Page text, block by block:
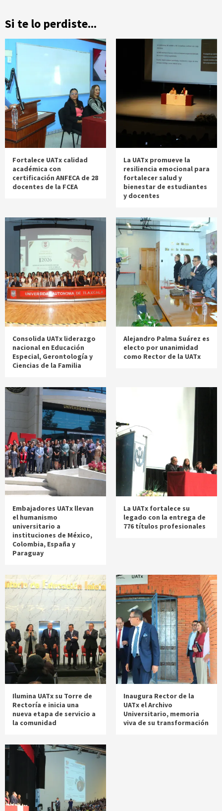
Si te lo perdiste...
Fortalece UATx calidad
académica con
certificación ANFECA de 28
docentes de la FCEA
La UATx promueve la
resiliencia emocional para
fortalecer salud y
bienestar de estudiantes
y docentes
Consolida UATx liderazgo
nacional en Educación
Especial, Gerontología y
Ciencias de la Familia
Alejandro Palma Suárez es
electo por unanimidad
como Rector de la UATx
Embajadores UATx llevan
el humanismo
universitario a
instituciones de México,
Colombia, España y
Paraguay
La UATx fortalece su
legado con la entrega de
776 títulos profesionales
Ilumina UATx su Torre de
Rectoría e inicia una
nueva etapa de servicio a
la comunidad
Inaugura Rector de la
UATx el Archivo
Universitario, memoria
viva de su transformación